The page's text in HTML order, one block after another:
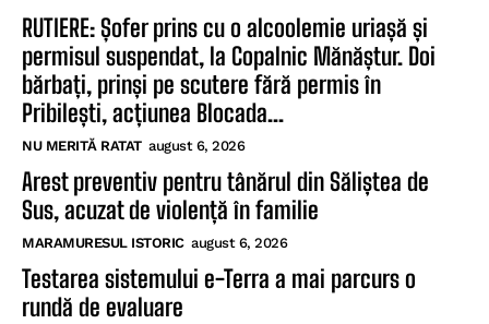
RUTIERE: Șofer prins cu o alcoolemie uriașă și
permisul suspendat, la Copalnic Mănăștur. Doi
bărbați, prinși pe scutere fără permis în
Pribilești, acțiunea Blocada...
NU MERITĂ RATAT august 6, 2026
Arest preventiv pentru tânărul din Săliștea de
Sus, acuzat de violență în familie
MARAMURESUL ISTORIC august 6, 2026
Testarea sistemului e-Terra a mai parcurs o
rundă de evaluare